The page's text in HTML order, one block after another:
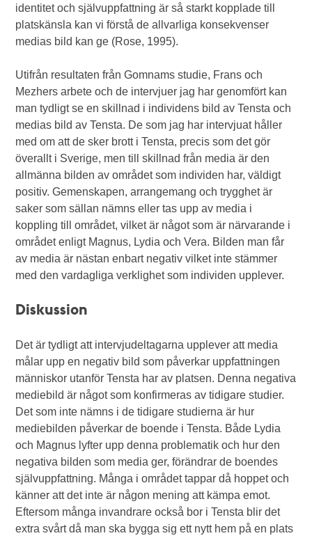
identitet och självuppfattning är så starkt kopplade till
platskänsla kan vi förstå de allvarliga konsekvenser
medias bild kan ge (Rose, 1995).
Utifrån resultaten från Gomnams studie, Frans och
Mezhers arbete och de intervjuer jag har genomfört kan
man tydligt se en skillnad i individens bild av Tensta och
medias bild av Tensta. De som jag har intervjuat håller
med om att de sker brott i Tensta, precis som det gör
överallt i Sverige, men till skillnad från media är den
allmänna bilden av området som individen har, väldigt
positiv. Gemenskapen, arrangemang och trygghet är
saker som sällan nämns eller tas upp av media i
koppling till området, vilket är något som är närvarande i
området enligt Magnus, Lydia och Vera. Bilden man får
av media är nästan enbart negativ vilket inte stämmer
med den vardagliga verklighet som individen upplever.
Diskussion
Det är tydligt att intervjudeltagarna upplever att media
målar upp en negativ bild som påverkar uppfattningen
människor utanför Tensta har av platsen. Denna negativa
mediebild är något som konfirmeras av tidigare studier.
Det som inte nämns i de tidigare studierna är hur
mediebilden påverkar de boende i Tensta. Både Lydia
och Magnus lyfter upp denna problematik och hur den
negativa bilden som media ger, förändrar de boendes
självuppfattning. Många i området tappar då hoppet och
känner att det inte är någon mening att kämpa emot.
Eftersom många invandrare också bor i Tensta blir det
extra svårt då man ska bygga sig ett nytt hem på en plats